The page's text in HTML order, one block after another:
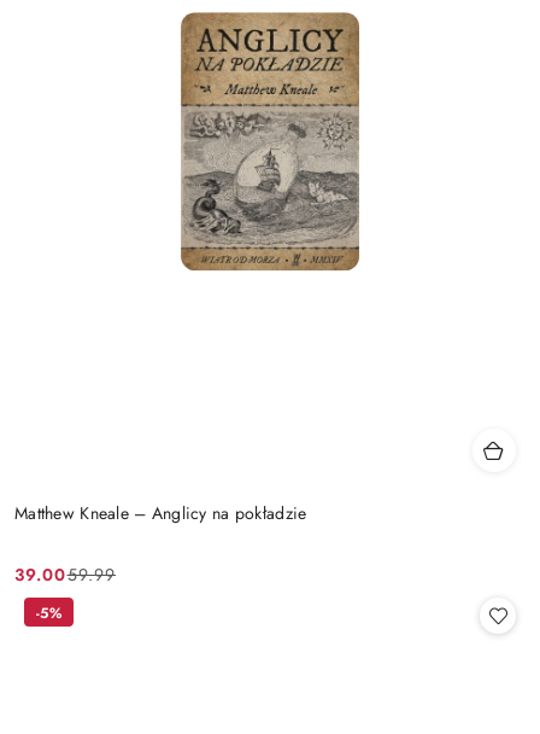
Matthew Kneale – Anglicy na pokładzie
Cena
promocyjna:
39.00
Cena
przed
59.99
-5%